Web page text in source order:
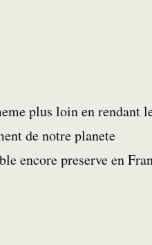
plus loin en
de notre planete
encore preserve en